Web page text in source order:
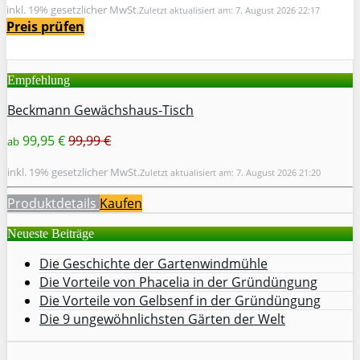
inkl. 19% gesetzlicher MwSt.Zuletzt aktualisiert am: 7. August 2026 22:17
Preis prüfen
Empfehlung
Beckmann Gewächshaus-Tisch
ab 99,95 €99,99 €
inkl. 19% gesetzlicher MwSt.Zuletzt aktualisiert am: 7. August 2026 21:20
Produktdetails Kaufen
Neueste Beiträge
Die Geschichte der Gartenwindmühle
Die Vorteile von Phacelia in der Gründüngung
Die Vorteile von Gelbsenf in der Gründüngung
Die 9 ungewöhnlichsten Gärten der Welt